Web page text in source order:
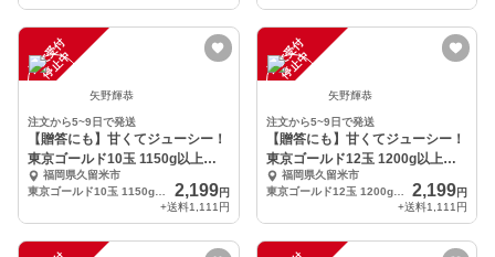
注
文
受
付
停
止
中
矢野輝恭
注文から5~9日で発送
【贈答にも】甘くてジューシー！
東京ゴールド10玉 1150g以上
追熟済み
福岡県久留米市
2,199円
+送料1,111円
注
文
受
付
停
止
中
矢野輝恭
注文から5~9日で発送
【贈答にも】甘くてジューシー！
東京ゴールド12玉 1200g以上
追熟済み
福岡県久留米市
東京ゴールド12玉 1200g以上
2,199円
+送料1,111円